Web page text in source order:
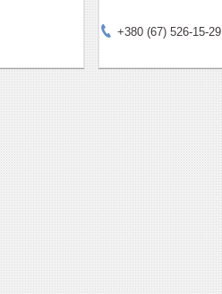
+380 (67) 526-15-29